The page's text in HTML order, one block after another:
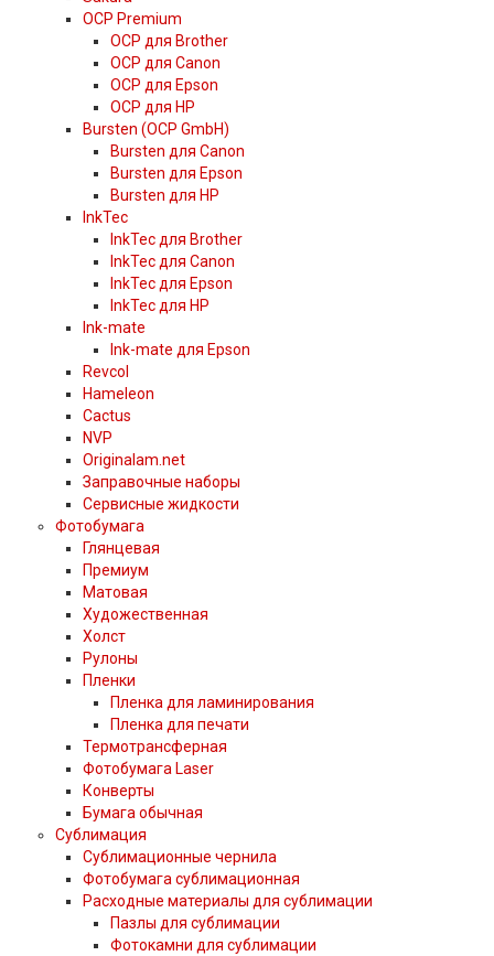
OCP Premium
OCP для Brother
OCP для Canon
OCP для Epson
OCP для HP
Bursten (OCP GmbH)
Bursten для Canon
Bursten для Epson
Bursten для HP
InkTec
InkTec для Brother
InkTec для Canon
InkTec для Epson
InkTec для HP
Ink-mate
Ink-mate для Epson
Revcol
Hameleon
Cactus
NVP
Originalam.net
Заправочные наборы
Сервисные жидкости
Фотобумага
Глянцевая
Премиум
Матовая
Художественная
Холст
Рулоны
Пленки
Пленка для ламинирования
Пленка для печати
Термотрансферная
Фотобумага Laser
Конверты
Бумага обычная
Сублимация
Сублимационные чернила
Фотобумага сублимационная
Расходные материалы для сублимации
Пазлы для сублимации
Фотокамни для сублимации